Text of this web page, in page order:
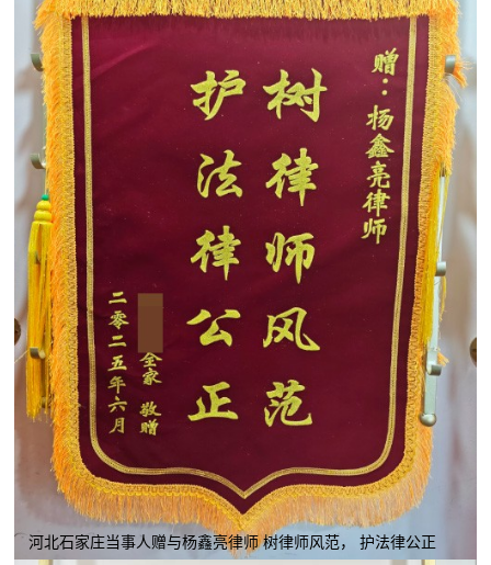
河北石家庄当事人赠与杨鑫亮律师 树律师风范， 护法律公正